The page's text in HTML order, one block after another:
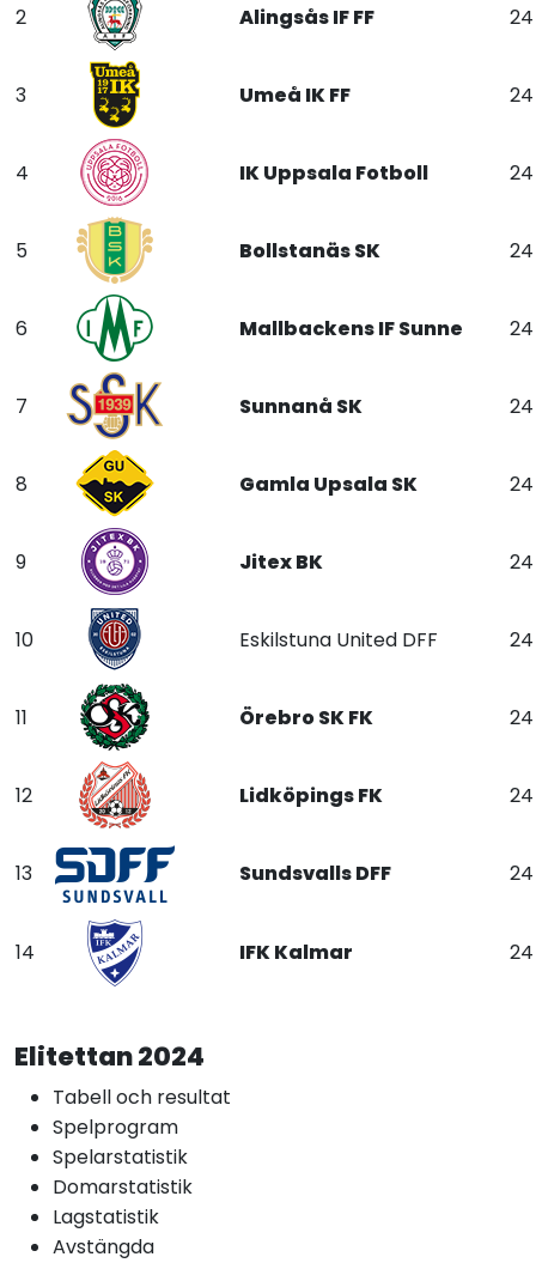
2 Alingsås IF FF 24
3 Umeå IK FF 24
4 IK Uppsala Fotboll 24
5 Bollstanäs SK 24
6 Mallbackens IF Sunne 24
7 Sunnanå SK 24
8 Gamla Upsala SK 24
9 Jitex BK 24
10 Eskilstuna United DFF 24
11 Örebro SK FK 24
12 Lidköpings FK 24
13 Sundsvalls DFF 24
14 IFK Kalmar 24
Elitettan 2024
Tabell och resultat
Spelprogram
Spelarstatistik
Domarstatistik
Lagstatistik
Avstängda